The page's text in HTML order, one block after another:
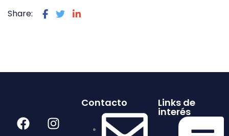
Share:
Contacto Links de
interés